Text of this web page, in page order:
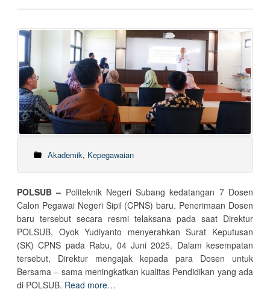
Akademik, Kepegawaian
POLSUB – Politeknik Negeri Subang kedatangan 7 Dosen
Calon Pegawai Negeri Sipil (CPNS) baru. Penerimaan Dosen
baru tersebut secara resmi telaksana pada saat Direktur
POLSUB, Oyok Yudiyanto menyerahkan Surat Keputusan
(SK) CPNS pada Rabu, 04 Juni 2025. Dalam kesempatan
tersebut, Direktur mengajak kepada para Dosen untuk
Bersama – sama meningkatkan kualitas Pendidikan yang ada
di POLSUB. Read more…